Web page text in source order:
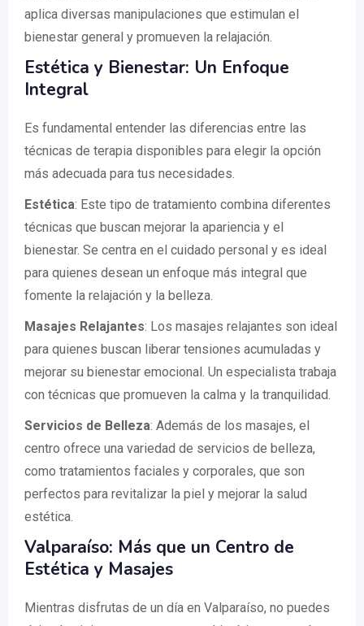
aplica diversas manipulaciones que estimulan el
bienestar general y promueven la relajación.
Estética y Bienestar: Un Enfoque
Integral
Es fundamental entender las diferencias entre las
técnicas de terapia disponibles para elegir la opción
más adecuada para tus necesidades.
Estética: Este tipo de tratamiento combina diferentes
técnicas que buscan mejorar la apariencia y el
bienestar. Se centra en el cuidado personal y es ideal
para quienes desean un enfoque más integral que
fomente la relajación y la belleza.
Masajes Relajantes: Los masajes relajantes son ideal
para quienes buscan liberar tensiones acumuladas y
mejorar su bienestar emocional. Un especialista trabaja
con técnicas que promueven la calma y la tranquilidad.
Servicios de Belleza: Además de los masajes, el
centro ofrece una variedad de servicios de belleza,
como tratamientos faciales y corporales, que son
perfectos para revitalizar la piel y mejorar la salud
estética.
Valparaíso: Más que un Centro de
Estética y Masajes
Mientras disfrutas de un día en Valparaíso, no puedes